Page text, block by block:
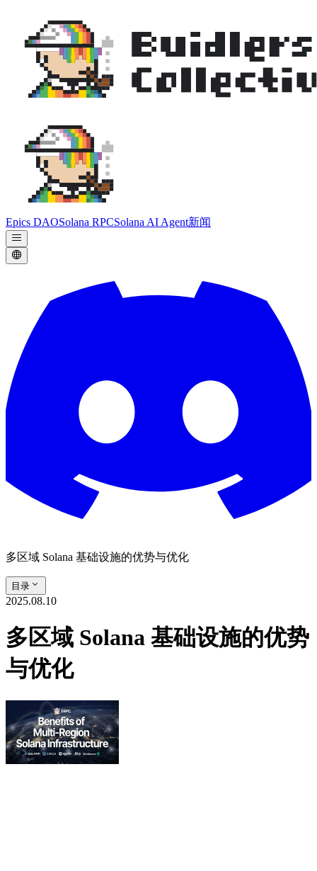
Epics DAOSolana RPCSolana AI Agent新闻
多区域 Solana 基础设施的优势与优化
目录
2025.08.10
多区域 Solana 基础设施的优势
与优化